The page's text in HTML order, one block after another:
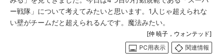
ー戦隊」について考えてみたいと思います。1人じゃ超えられな
い壁がチームだと超えられるんです。魔法みたい。
[仲 暁子，ウォンテッド]
PC用表示
関連情報